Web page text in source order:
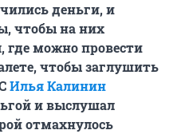
деньги, и
чтобы на них
где можно провести
чтобы заглушить
Илья Калинин
и выслушал
отмахнулось